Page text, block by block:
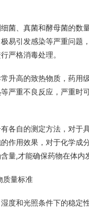
菌、真菌和酵母菌的数
易引发感染等严重问题
严格消毒处理。
升高的致热物质，药用
严重不良反应，严重时
各自的测定方法，对于
作用效果，对于化学成
量,才能确保药物在体内
度和光照条件下的稳定